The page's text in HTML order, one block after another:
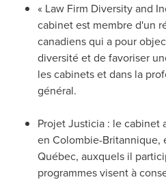
« Law Firm Diversity and
cabinet est membre d'un
canadiens qui a pour
diversité et de favoriser
les cabinets et dans la
général.
Projet Justicia : le cabinet
en Colombie-Britannique,
Québec, auxquels il
programmes visent à